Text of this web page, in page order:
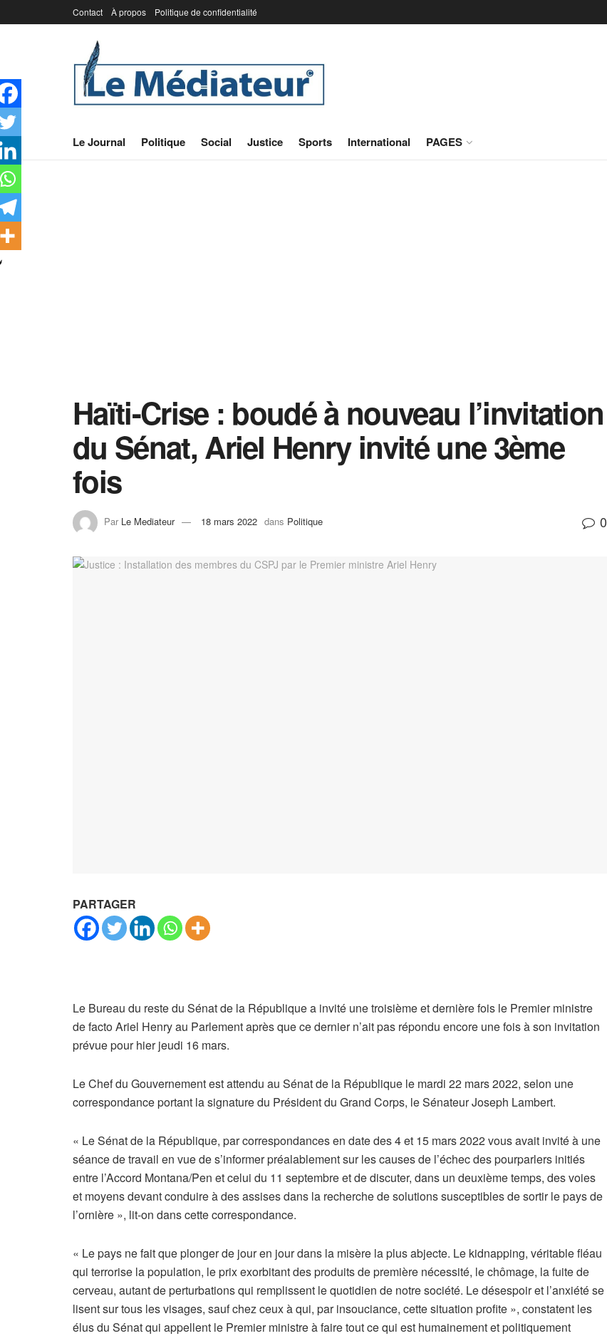
Contact À propos Politique de confidentialité
Le Journal Politique Social Justice Sports International PAGES
Haïti-Crise : boudé à nouveau l’invitation
du Sénat, Ariel Henry invité une 3ème
fois
Par Le Mediateur 18 mars 2022 dans Politique 0
PARTAGER
Le Bureau du reste du Sénat de la République a invité une troisième et dernière fois le Premier ministre
de facto Ariel Henry au Parlement après que ce dernier n’ait pas répondu encore une fois à son invitation
prévue pour hier jeudi 16 mars.
Le Chef du Gouvernement est attendu au Sénat de la République le mardi 22 mars 2022, selon une
correspondance portant la signature du Président du Grand Corps, le Sénateur Joseph Lambert.
« Le Sénat de la République, par correspondances en date des 4 et 15 mars 2022 vous avait invité à une
séance de travail en vue de s’informer préalablement sur les causes de l’échec des pourparlers initiés
entre l’Accord Montana/Pen et celui du 11 septembre et de discuter, dans un deuxième temps, des voies
et moyens devant conduire à des assises dans la recherche de solutions susceptibles de sortir le pays de
l’ornière », lit-on dans cette correspondance.
« Le pays ne fait que plonger de jour en jour dans la misère la plus abjecte. Le kidnapping, véritable fléau
qui terrorise la population, le prix exorbitant des produits de première nécessité, le chômage, la fuite de
cerveau, autant de perturbations qui remplissent le quotidien de notre société. Le désespoir et l’anxiété se
lisent sur tous les visages, sauf chez ceux à qui, par insouciance, cette situation profite », constatent les
élus du Sénat qui appellent le Premier ministre à faire tout ce qui est humainement et politiquement